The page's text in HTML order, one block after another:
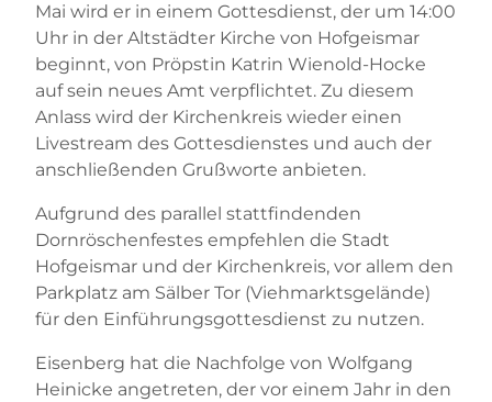
Mai wird er in einem Gottesdienst, der um 14:00
Uhr in der Altstädter Kirche von Hofgeismar
beginnt, von Pröpstin Katrin Wienold-Hocke
auf sein neues Amt verpflichtet. Zu diesem
Anlass wird der Kirchenkreis wieder einen
Livestream des Gottesdienstes und auch der
anschließenden Grußworte anbieten.
Aufgrund des parallel stattfindenden
Dornröschenfestes empfehlen die Stadt
Hofgeismar und der Kirchenkreis, vor allem den
Parkplatz am Sälber Tor (Viehmarktsgelände)
für den Einführungsgottesdienst zu nutzen.
Eisenberg hat die Nachfolge von Wolfgang
Heinicke angetreten, der vor einem Jahr in den